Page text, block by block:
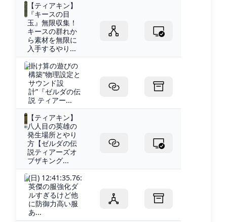
【ティアキン】
『キースの目
玉』無限収集！
キースの群れか
ら素材を無限に
入手するやり...
掛け算の遊びの
構築“物理設定と
サウンド設
計”『ゼルダの伝
説 ティアー...
【ティアキン】
八人目の英雄の
発生場所とやり
方【ゼルダの伝
説ティアーズオ
ブザキング...
(日) 12:41:35.76:
英傑の服強化ダ
ルすぎるけど他
に防御力高い服
あ...